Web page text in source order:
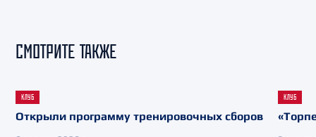
СМОТРИТЕ ТАКЖЕ
КЛУБ
Открыли программу тренировочных сборов
КЛУБ